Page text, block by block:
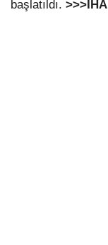
başlatıldı. >>>İHA